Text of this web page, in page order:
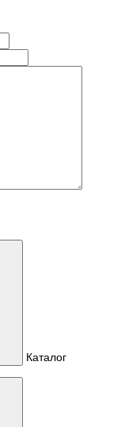
Каталог